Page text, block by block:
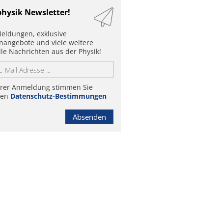
Newsletter!
exklusive
und viele weitere
Nachrichten aus der Physik!
Anmeldung stimmen Sie
Datenschutz-Bestimmungen
Absenden